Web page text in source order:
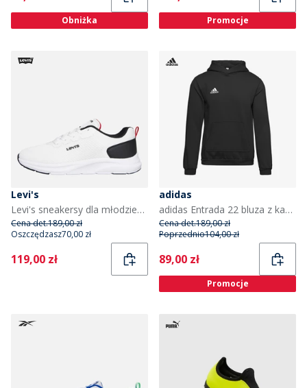
Obniżka Promocje
Levi's
Levi's sneakersy dla młodzieży Białe/Czarne/Czerwone 0239 kolor White Black Red 0239
Cena det.189,00 zł
Oszczędzasz70,00 zł
Current
119,00 zł
adidas
adidas Entrada 22 bluza z kapturem dla dzieci kolor Czarny
Cena det.189,00 zł
Poprzednio104,00 zł
Current
89,00 zł
Promocje